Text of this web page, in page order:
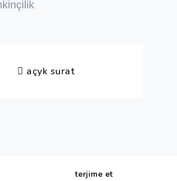
açyk surat
terjime et